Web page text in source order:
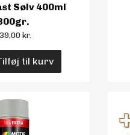
Sølv 400ml
kr.
til kurv